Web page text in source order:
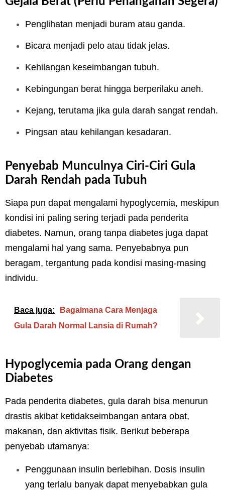
Penglihatan menjadi buram atau ganda.
Bicara menjadi pelo atau tidak jelas.
Kehilangan keseimbangan tubuh.
Kebingungan berat hingga berperilaku aneh.
Kejang, terutama jika gula darah sangat rendah.
Pingsan atau kehilangan kesadaran.
Penyebab Munculnya Ciri-Ciri Gula
Darah Rendah pada Tubuh
Siapa pun dapat mengalami hypoglycemia, meskipun
kondisi ini paling sering terjadi pada penderita
diabetes. Namun, orang tanpa diabetes juga dapat
mengalami hal yang sama. Penyebabnya pun
beragam, tergantung pada kondisi masing-masing
individu.
Baca juga:
Bagaimana Cara Menjaga
Gula Darah Normal Lansia di Rumah?
Hypoglycemia pada Orang dengan
Diabetes
Pada penderita diabetes, gula darah bisa menurun
drastis akibat ketidakseimbangan antara obat,
makanan, dan aktivitas fisik. Berikut beberapa
penyebab utamanya:
Penggunaan insulin berlebihan. Dosis insulin
yang terlalu banyak dapat menyebabkan gula